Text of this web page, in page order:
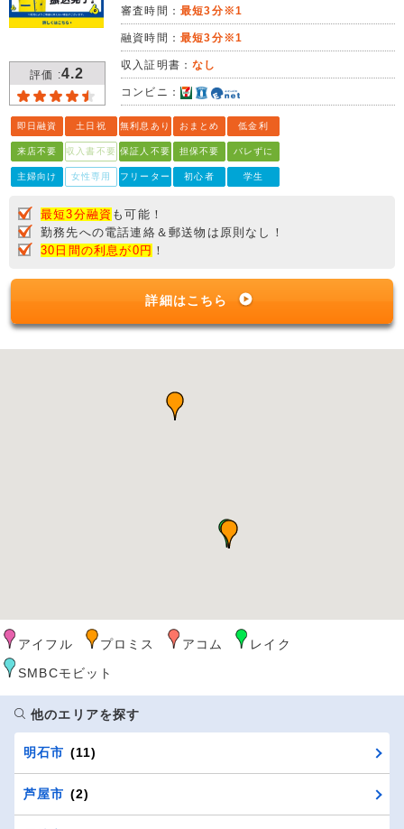
評価 :4.2
審査時間： 最短3分※1
融資時間： 最短3分※1
収入証明書：なし
コンビニ：
即日融資 土日祝 無利息あり おまとめ 低金利
来店不要 収入書不要 保証人不要 担保不要 バレずに
主婦向け 女性専用 フリーター 初心者 学生
最短3分融資 も可能！
勤務先への電話連絡＆郵送物は原則なし！
30日間の利息が0円 ！
詳細はこちら
アイフル プロミス アコム
レイク
SMBCモビット
他のエリアを探す
明石市 (11)
芦屋市 (2)